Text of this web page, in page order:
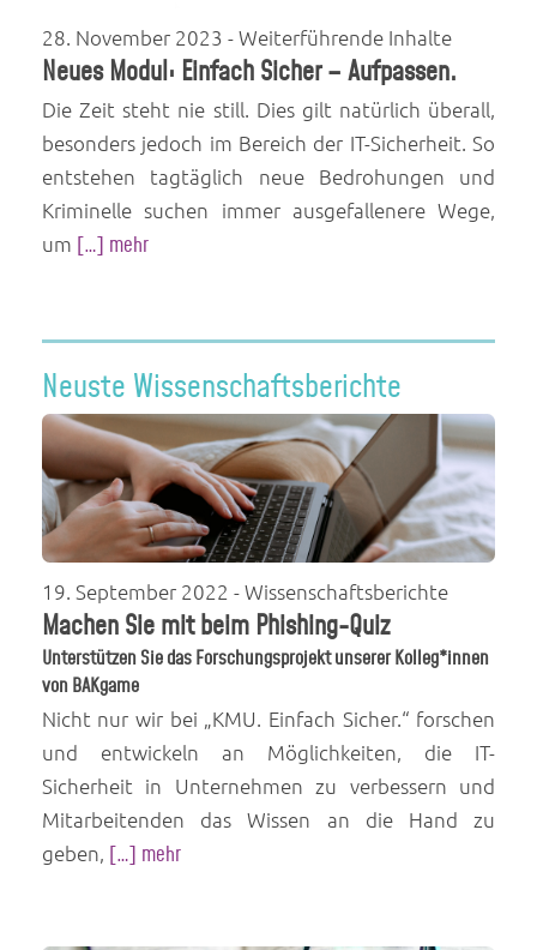
28. November 2023 - Weiterführende Inhalte
Neues Modul: Einfach Sicher – Aufpassen.
Die Zeit steht nie still. Dies gilt natürlich überall,
besonders jedoch im Bereich der IT-Sicherheit. So
entstehen tagtäglich neue Bedrohungen und
Kriminelle suchen immer ausgefallenere Wege,
um […] mehr
Neuste Wissenschaftsberichte
19. September 2022 - Wissenschaftsberichte
Machen Sie mit beim Phishing-Quiz
Unterstützen Sie das Forschungsprojekt unserer Kolleg*innen
von BAKgame
Nicht nur wir bei „KMU. Einfach Sicher.“ forschen
und entwickeln an Möglichkeiten, die IT-
Sicherheit in Unternehmen zu verbessern und
Mitarbeitenden das Wissen an die Hand zu
geben, […] mehr